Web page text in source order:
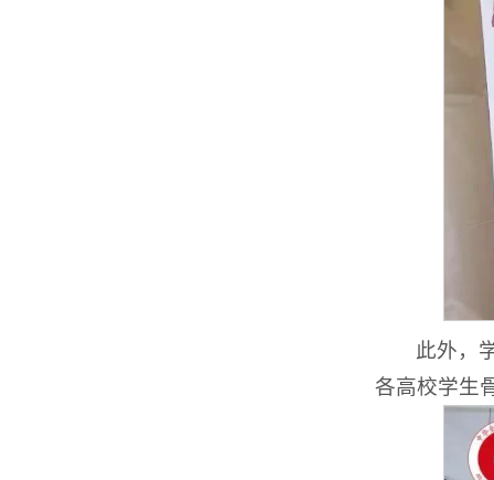
此外，
各高校学生